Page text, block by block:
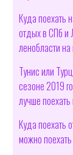
Куда поехать
отдых в СПб и
ленобласти
Тунис или
сезоне 2019
лучше поехать
Куда поехать
можно